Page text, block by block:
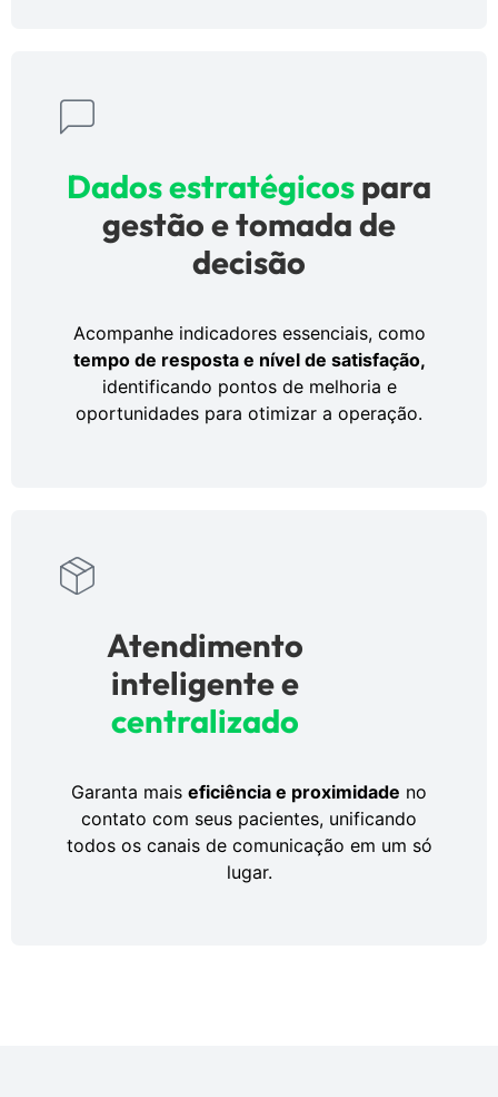
Dados estratégicospara
gestão e tomada de
decisão
Acompanhe indicadores essenciais, como
tempo de resposta e nível de satisfação,
identificando pontos de melhoria e
oportunidades para otimizar a operação.
Atendimento
inteligente e
centralizado
Garanta mais eficiência e proximidade no
contato com seus pacientes, unificando
todos os canais de comunicação em um só
lugar.